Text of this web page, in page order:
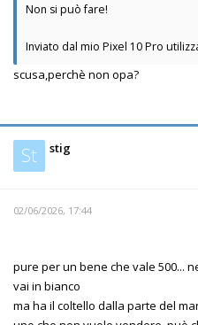
Non si può fare!
Inviato dal mio Pixel 10 Pro
scusa,perchè non opa?
St stig
02/06/2026, 17:44
pure per un bene che vale 500...
vai in bianco
ma ha il coltello dalla parte del